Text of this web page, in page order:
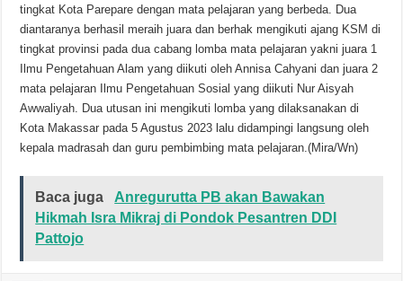
tingkat Kota Parepare dengan mata pelajaran yang berbeda. Dua
diantaranya berhasil meraih juara dan berhak mengikuti ajang KSM di
tingkat provinsi pada dua cabang lomba mata pelajaran yakni juara 1
Ilmu Pengetahuan Alam yang diikuti oleh Annisa Cahyani dan juara 2
mata pelajaran Ilmu Pengetahuan Sosial yang diikuti Nur Aisyah
Awwaliyah. Dua utusan ini mengikuti lomba yang dilaksanakan di
Kota Makassar pada 5 Agustus 2023 lalu didampingi langsung oleh
kepala madrasah dan guru pembimbing mata pelajaran.(Mira/Wn)
Baca juga
Anregurutta PB akan Bawakan
Hikmah Isra Mikraj di Pondok Pesantren DDI
Pattojo